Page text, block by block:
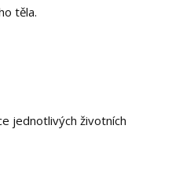
těla.
jednotlivých životních